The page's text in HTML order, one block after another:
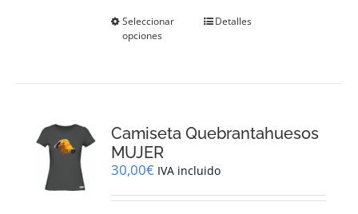
Seleccionar
opciones
Este
se
elegir
la
Detalles
Camiseta Quebrantahuesos
MUJER
30,00€ IVA incluido